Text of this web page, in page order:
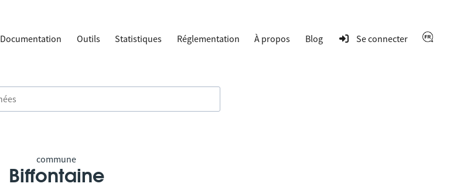
Documentation Outils Statistiques Réglementation À propos Blog Se connecter
commune
Biffontaine